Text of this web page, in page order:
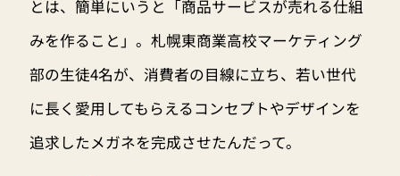
とは、簡単にいうと「商品サービスが売れる仕組
みを作ること」。札幌東商業高校マーケティング
部の生徒4名が、消費者の目線に立ち、若い世代
に長く愛用してもらえるコンセプトやデザインを
追求したメガネを完成させたんだって。